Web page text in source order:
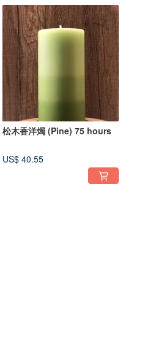
松木香洋燭 (Pine) 75 hours
US$ 40.55